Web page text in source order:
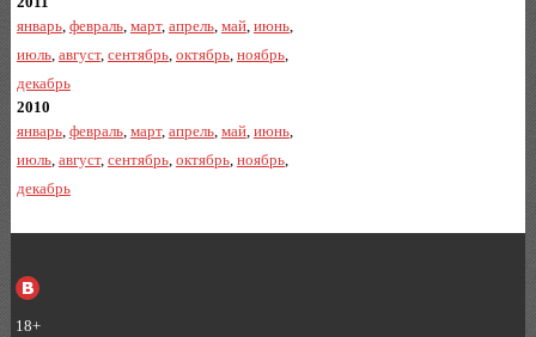
январь, февраль, март, апрель, май, июнь,
июль, август, сентябрь, октябрь, ноябрь,
декабрь
2010
январь, февраль, март, апрель, май, июнь,
июль, август, сентябрь, октябрь, ноябрь,
декабрь
18+